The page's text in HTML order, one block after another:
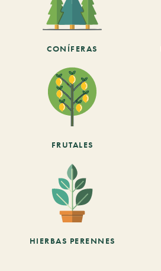
CONÍFERAS
FRUTALES
HIERBAS PERENNES